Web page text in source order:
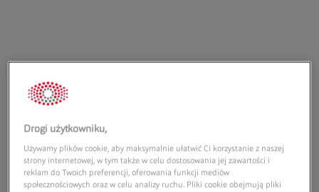
Adres:
Górnośląska 82
ul. Górnośląska 82
62-800 Kalisz
Drogi użytkowniku,
Używamy plików cookie, aby maksymalnie ułatwić Ci korzystanie z naszej
strony internetowej, w tym także w celu dostosowania jej zawartości i
reklam do Twoich preferencji, oferowania funkcji mediów
społecznościowych oraz w celu analizy ruchu. Pliki cookie obejmują pliki